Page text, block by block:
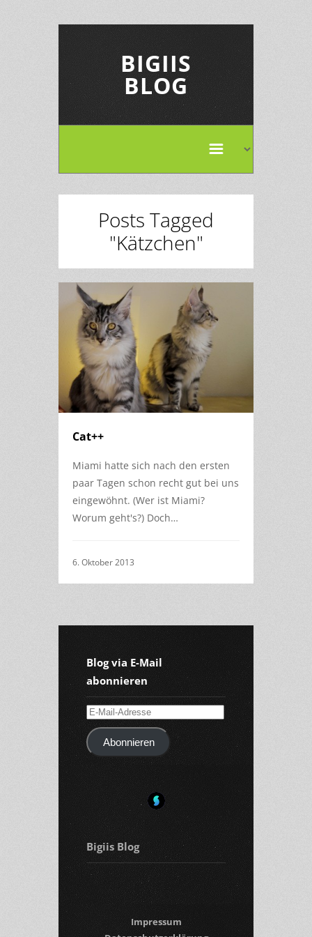
BIGIIS
BLOG
Posts Tagged
"Kätzchen"
Cat++
Miami hatte sich nach den ersten
paar Tagen schon recht gut bei uns
eingewöhnt. (Wer ist Miami?
Worum geht's?) Doch…
6. Oktober 2013
Blog via E-Mail
abonnieren
E-
Mail-
AdresseAbonnieren
Bigiis Blog
Impressum